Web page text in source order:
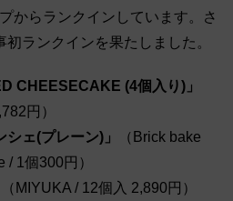
からランクインしています。さ
ランクインを果たしました。
CHEESECAKE (4個入り)」
円）
ェ(プレーン)」
（Brick bake
/ 1個300円）
（MIYUKA / 12個入 2,890円）